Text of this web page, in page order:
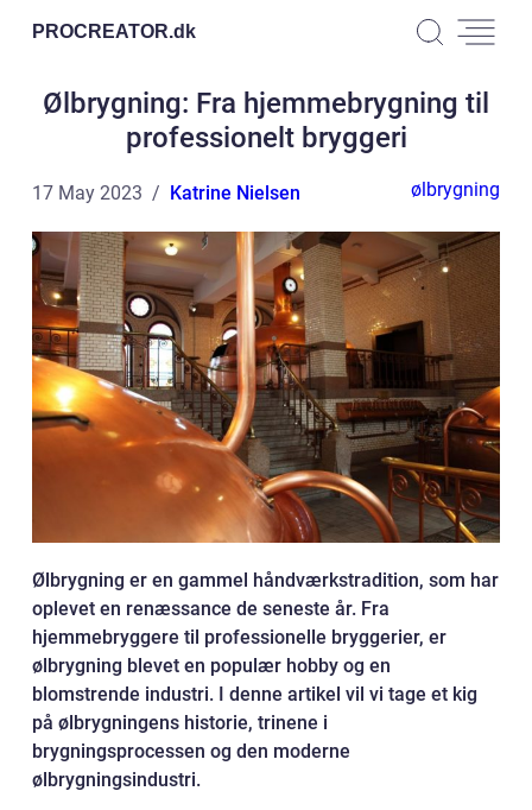
PROCREATOR.dk
Ølbrygning: Fra hjemmebrygning til
professionelt bryggeri
17 May 2023 Katrine Nielsen ølbrygning
Ølbrygning er en gammel håndværkstradition, som har
oplevet en renæssance de seneste år. Fra
hjemmebryggere til professionelle bryggerier, er
ølbrygning blevet en populær hobby og en
blomstrende industri. I denne artikel vil vi tage et kig
på ølbrygningens historie, trinene i
brygningsprocessen og den moderne
ølbrygningsindustri.